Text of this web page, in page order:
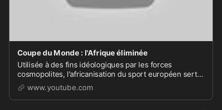
Coupe du Monde : l'Afrique éliminée
Utilisée à des fins idéologiques par les forces
cosmopolites, l'africanisation du sport européen sert
de propagande politique pour faire accepter le
changeme...
www.youtube.com